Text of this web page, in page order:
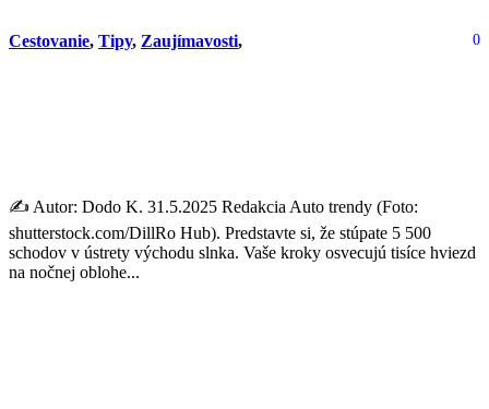
Cestovanie, Tipy, Zaujímavosti, 0
✍️ Autor: Dodo K. 31.5.2025 Redakcia Auto trendy (Foto:
shutterstock.com/DillRo Hub). Predstavte si, že stúpate 5 500
schodov v ústrety východu slnka. Vaše kroky osvecujú tisíce hviezd
na nočnej oblohe...